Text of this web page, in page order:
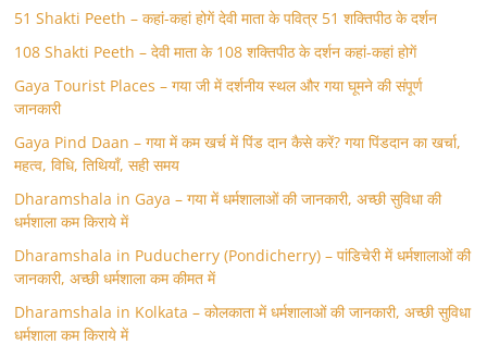
51 Shakti Peeth – कहां-कहां होगें देवी माता के पवित्र 51 शक्तिपीठ के दर्शन
108 Shakti Peeth – देवी माता के 108 शक्तिपीठ के दर्शन कहां-कहां होगें
Gaya Tourist Places – गया जी में दर्शनीय स्थल और गया घूमने की संपूर्ण
जानकारी
Gaya Pind Daan – गया में कम खर्च में पिंड दान कैसे करें? गया पिंडदान का खर्चा,
महत्व, विधि, तिथियाँ, सही समय
Dharamshala in Gaya – गया में धर्मशालाओं की जानकारी, अच्छी सुविधा की
धर्मशाला कम किराये में
Dharamshala in Puducherry (Pondicherry) – पांडिचेरी में धर्मशालाओं की
जानकारी, अच्छी धर्मशाला कम कीमत में
Dharamshala in Kolkata – कोलकाता में धर्मशालाओं की जानकारी, अच्छी सुविधा
धर्मशाला कम किराये में